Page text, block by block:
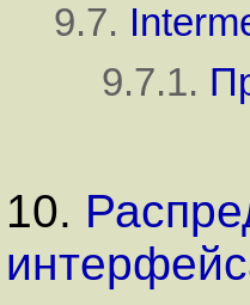
9.7.
9.7.1.
10.